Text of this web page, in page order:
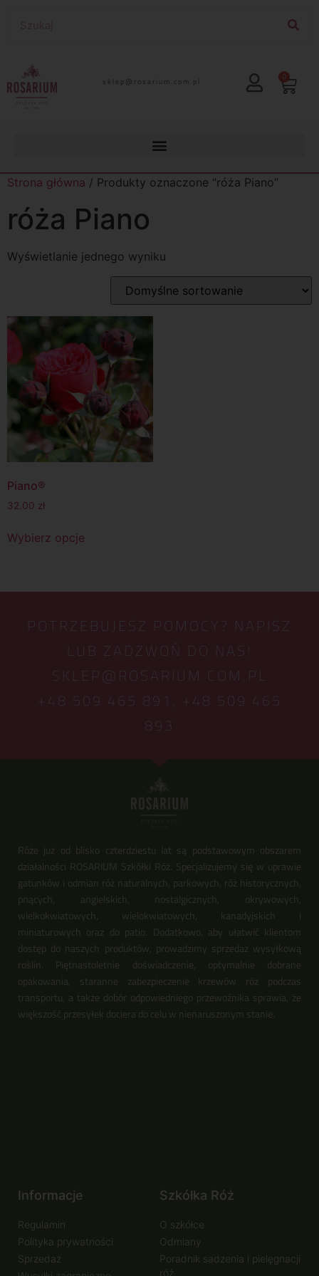
lp.moc.muirasor@pelks 0
Strona główna / Produkty oznaczone “róża Piano”
róża Piano
Wyświetlanie jednego wyniku
Piano®
32.00 zł
Wybierz opcje
POTRZEBUJESZ POMOCY? NAPISZ
LUB ZADZWOŃ DO NAS!
SKLEP@ROSARIUM.COM.PL
+48 509 465 891,
+48 509 465
893
Róże już od blisko czterdziestu lat są podstawowym obszarem
działalności ROSARIUM Szkółki Róż. Specjalizujemy się w uprawie
gatunków i odmian róż naturalnych, parkowych, róż historycznych,
pnących, angielskich, nostalgicznych, okrywowych,
wielkokwiatowych, wielokwiatowych, kanadyjskich i
miniaturowych oraz do patio. Dodatkowo, aby ułatwić klientom
dostęp do naszych produktów, prowadzimy sprzedaż wysyłkową
roślin. Piętnastoletnie doświadczenie, optymalnie dobrane
opakowania, staranne zabezpieczenie krzewów róż podczas
transportu, a także dobór odpowiedniego przewoźnika sprawia, że
większość przesyłek dociera do celu w nienaruszonym stanie.
Informacje
Regulamin
Polityka prywatności
Sprzedaż
Szkółka Róż
O szkółce
Odmiany
Poradnik sadzenia i pielęgnacji
róż